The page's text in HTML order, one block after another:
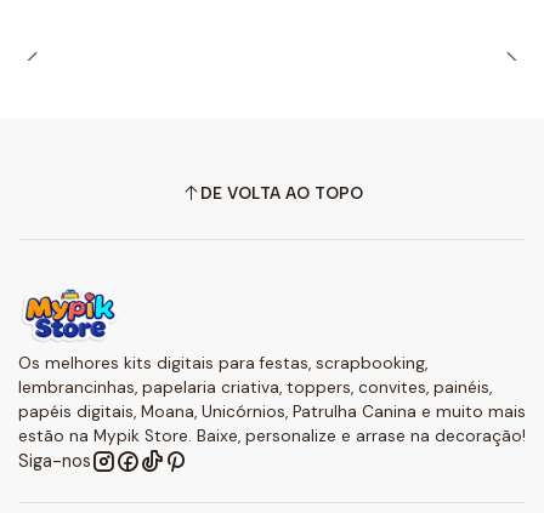
DE VOLTA AO TOPO
Os melhores kits digitais para festas, scrapbooking,
lembrancinhas, papelaria criativa, toppers, convites, painéis,
papéis digitais, Moana, Unicórnios, Patrulha Canina e muito mais
estão na Mypik Store. Baixe, personalize e arrase na decoração!
Siga-nos